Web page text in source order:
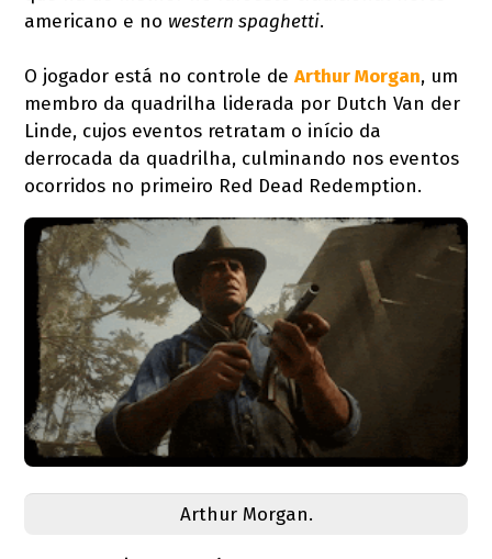
americano e no western spaghetti.
O jogador está no controle deArthur Morgan, um
membro da quadrilha liderada por Dutch Van der
Linde, cujos eventos retratam o início da
derrocada da quadrilha, culminando nos eventos
ocorridos no primeiro Red Dead Redemption.
Arthur Morgan.